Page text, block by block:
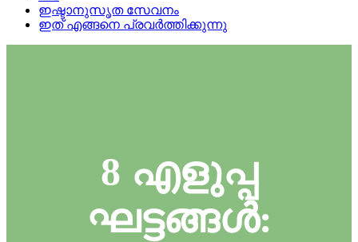
ഇഷ്ടാനുസൃത സേവനം
ഇത് എങ്ങനെ പ്രവർത്തിക്കുന്നു
8 എളുപ്പ
ഘട്ടങ്ങൾ: